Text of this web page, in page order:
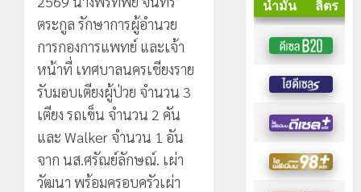
ตระกูล รักษาการผู้อำนวย
การกองการแพทย์ และเจ้า
หน้าที่ เทศบาลนครเชียงราย
รับมอบเตียงผู้ป่วย จำนวน 3
เตียง รถเข็น จำนวน 2 คัน
และ Walker จำนวน 1 อัน
จาก นส.ศรัณย์ลักษณ์. เผ่า
วัฒนา พร้อมครอบครัวเผ่า